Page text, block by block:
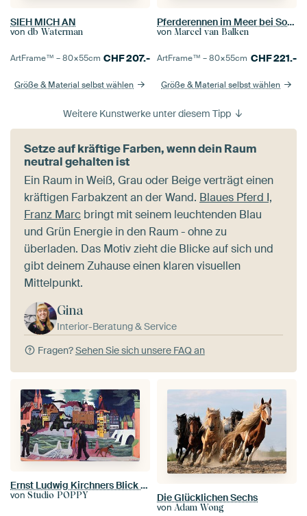
SIEH MICH AN
von db Waterman
ArtFrame™ –80×55cm CHF207.-
Größe & Material selbst wählen
Pferderennen im Meer bei Sonnenuntergang
von Marcel van Balken
ArtFrame™ –80×55cm CHF221.-
Größe & Material selbst wählen
Weitere Kunstwerke unter diesem Tipp
Setze auf kräftige Farben, wenn dein Raum
neutral gehalten ist
Ein Raum in Weiß, Grau oder Beige verträgt einen
kräftigen Farbakzent an der Wand. Blaues Pferd I,
Franz Marc bringt mit seinem leuchtenden Blau
und Grün Energie in den Raum - ohne zu
überladen. Das Motiv zieht die Blicke auf sich und
gibt deinem Zuhause einen klaren visuellen
Mittelpunkt.
Gina
Interior-Beratung & Service
Fragen?Sehen Sie sich unsere FAQ an
Ernst Ludwig Kirchners Blick auf Basel und den Rhein (1927-1928)
von Studio POPPY Die Glücklichen Sechs
von Adam Wong